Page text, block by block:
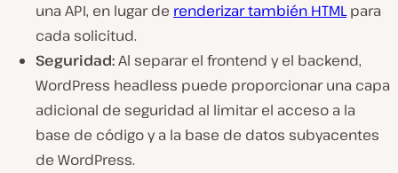
una API, en lugar de renderizar también HTMLpara
cada solicitud.
Seguridad:Al separar el frontend y el backend,
WordPress headless puede proporcionar una capa
adicional de seguridad al limitar el acceso a la
base de código y a la base de datos subyacentes
de WordPress.